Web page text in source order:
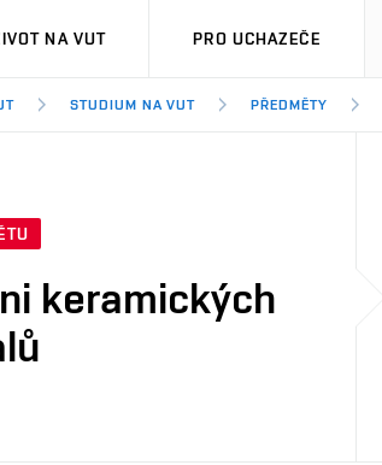
NA VUT PRO UCHAZEČE
STUDIUM NA VUT PŘEDMĚTY
keramických